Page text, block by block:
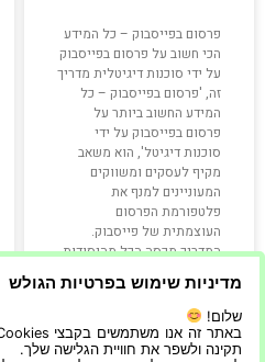
פרסום בפייסבוק – כל המידע
הכי חשוב על פרסום בפייסבוק
על ידי סוכנות דיגיטלית מדריך
זה, 'פרסום בפייסבוק – כל
המידע החשוב ביותר על
פרסום בפייסבוק על ידי
סוכנות דיגיטל', הוא משאב
מקיף לעסקים ומשווקים
המעוניינים למנף את
פלטפורמת הפרסום
העוצמתית של פייסבוק.
המדריך מכסה הכל מהיסודות
קרא עוד »
מדיניות שימוש בפרטיות הגולש
שלום!
תקינה ולשפר את חוויית הגלישה שלך.